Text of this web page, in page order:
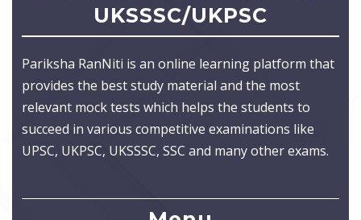
UKSSSC/UKPSC
Pariksha RanNiti is an online learning platform that
provides the best study material and the most
relevant mock tests which helps the students to
succeed in various competitive examinations like
UPSC, UKPSC, UKSSSC, SSC and many other exams.